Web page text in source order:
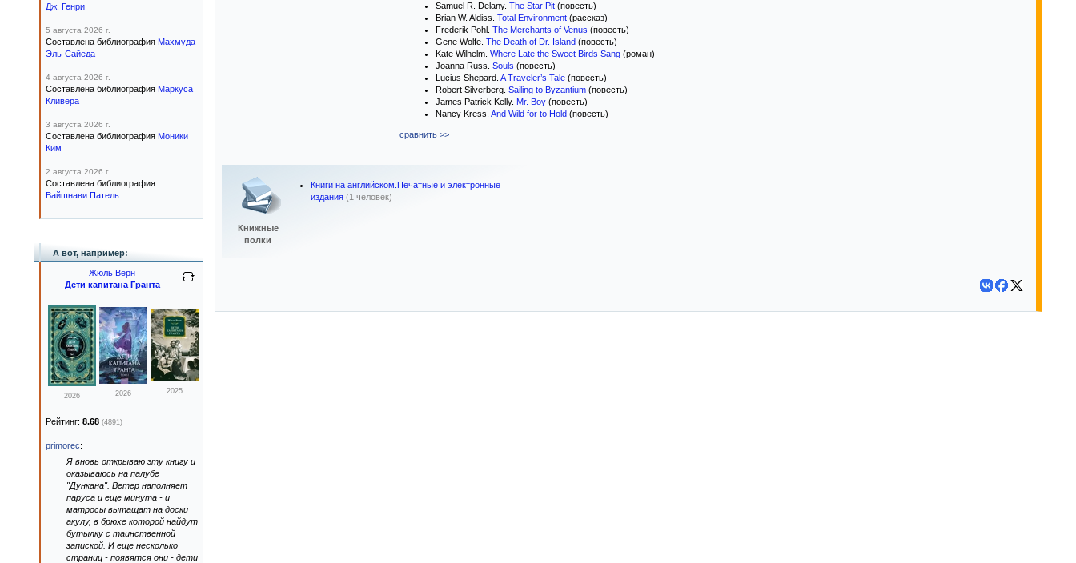
Samuel R. Delany. The Star Pit (повесть)
Brian W. Aldiss. Total Environment (рассказ)
Frederik Pohl. The Merchants of Venus (повесть)
Gene Wolfe. The Death of Dr. Island (повесть)
Kate Wilhelm. Where Late the Sweet Birds Sang (роман)
Joanna Russ. Souls (повесть)
Lucius Shepard. A Traveler’s Tale (повесть)
Robert Silverberg. Sailing to Byzantium (повесть)
James Patrick Kelly. Mr. Boy (повесть)
Nancy Kress. And Wild for to Hold (повесть)
сравнить >>
Книжные
полки
Книги на английском.Печатные и электронные
издания (1 человек)
Дж. Генри
5 августа 2026 г.
Составлена библиография Махмуда
Эль-Сайеда
4 августа 2026 г.
Составлена библиография Маркуса
Кливера
3 августа 2026 г.
Составлена библиография Моники
Ким
2 августа 2026 г.
Составлена библиография
Вайшнави Патель
А вот, например:
Жюль Верн
Дети капитана Гранта
2026 2026 2025
Рейтинг: 8.68 (4891)
primorec:
Я вновь открываю эту книгу и
оказываюсь на палубе
"Дункана". Ветер наполняет
паруса и еще минута - и
матросы вытащат на доски
акулу, в брюхе которой найдут
бутылку с таинственной
запиской. И еще несколько
страниц - появятся они - дети